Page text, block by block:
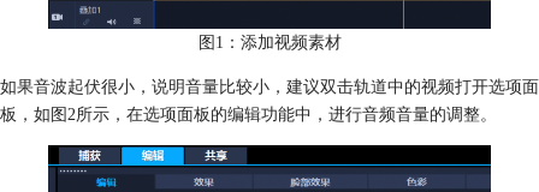
图1：添加视频素材
如果音波起伏很小，说明音量比较小，建议双击轨道中的视频打开选项面
板，如图2所示，在选项面板的编辑功能中，进行音频音量的调整。